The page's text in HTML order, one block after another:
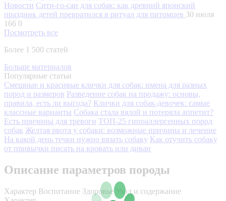
Новости Сити-го-сан для собак: как древний японский
праздник детей превратился в ритуал для питомцев 30 июля
166 0
Посмотреть все
Более 1 500 статей
Больше материалов
Популярные статьи
Смешные и красивые клички для собак: имена для разных
пород и размеров Разведение собак на продажу: основы,
правила, есть ли выгода? Клички для собак-девочек: самые
классные варианты Собака стала вялой и потеряла аппетит?
Есть причины для тревоги ТОП-25 гипоаллергенных пород
собак Желтая рвота у собаки: возможные причины и лечение
На какой день течки нужно вязать собаку Как отучить собаку
от привычки писать на кровать или диван
Описание параметров породы
Характер Воспитание Здоровье
Уход и содержание